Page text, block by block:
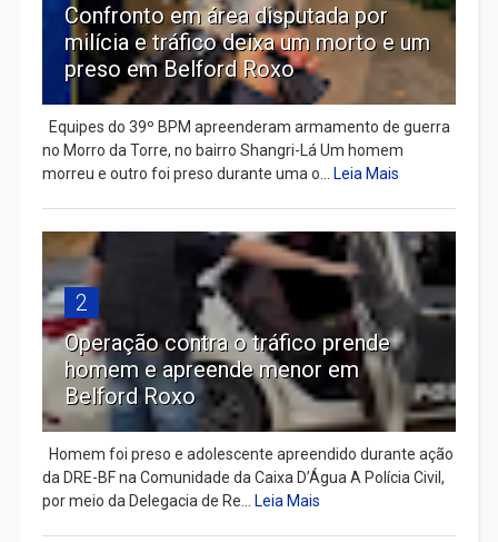
Confronto em área disputada por
milícia e tráfico deixa um morto e um
preso em Belford Roxo
Equipes do 39º BPM apreenderam armamento de guerra
no Morro da Torre, no bairro Shangri-Lá Um homem
morreu e outro foi preso durante uma o...
Leia Mais
2
Operação contra o tráfico prende
homem e apreende menor em
Belford Roxo
Homem foi preso e adolescente apreendido durante ação
da DRE-BF na Comunidade da Caixa D’Água A Polícia Civil,
por meio da Delegacia de Re...
Leia Mais